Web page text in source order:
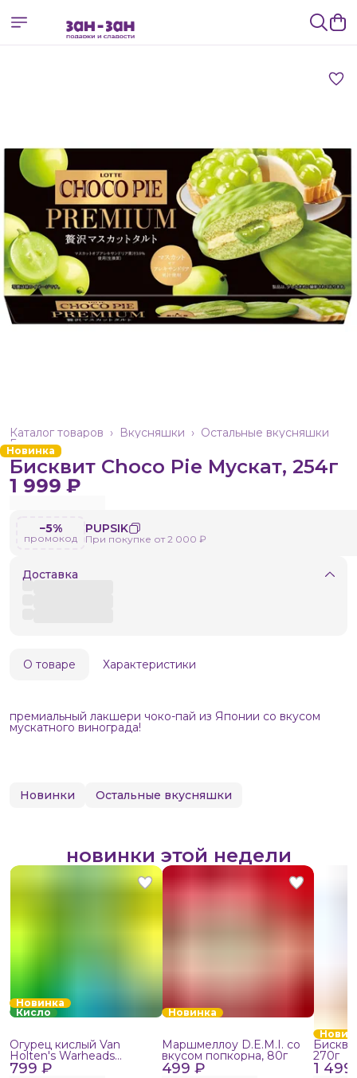
Остальные вкусняшки
Вкусняшки ›
Каталог товаров ›
Главная ›
Новинка
Бисквит Choco Pie Мускат, 254г
1 999 ₽
−5%
промокод
PUPSIK
При покупке от 2 000 ₽
Доставка
О товаре Характеристики
премиальный лакшери чоко-пай из Японии со вкусом
мускатного винограда!
Новинки Остальные вкусняшки
новинки этой недели
Новинка
Кисло
799 ₽
Огурец кислый Van
Holten's Warheads
Extreme Sour, 140г
Новинка
499 ₽
Маршмеллоу D.E.M.I. со
вкусом попкорна, 80г
1
270г